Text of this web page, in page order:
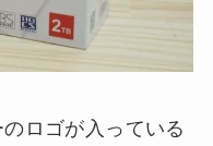
ロゴが入っている